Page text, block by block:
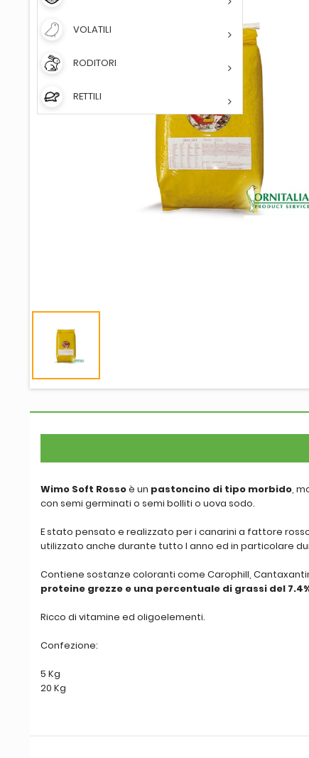
VOLATILI
RODITORI
RETTILI
Wimo Soft Rossoè un pastoncino di tipo morbido ,
con semi germinati o semi bolliti o uova sodo.
E stato pensato e realizzato per i canarini a fattore
utilizzato anche durante tutto l anno ed in particolare
Contiene sostanze coloranti come Carophill,
proteine grezze e una percentuale di grassi del
Ricco di vitamine ed oligoelementi.
Confezione:
5 Kg
20 Kg